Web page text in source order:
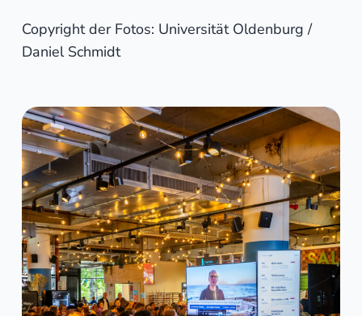
Copyright der Fotos: Universität Oldenburg /
Daniel Schmidt